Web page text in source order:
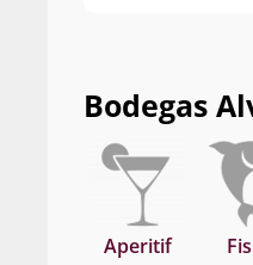
Bodegas
Aperitif